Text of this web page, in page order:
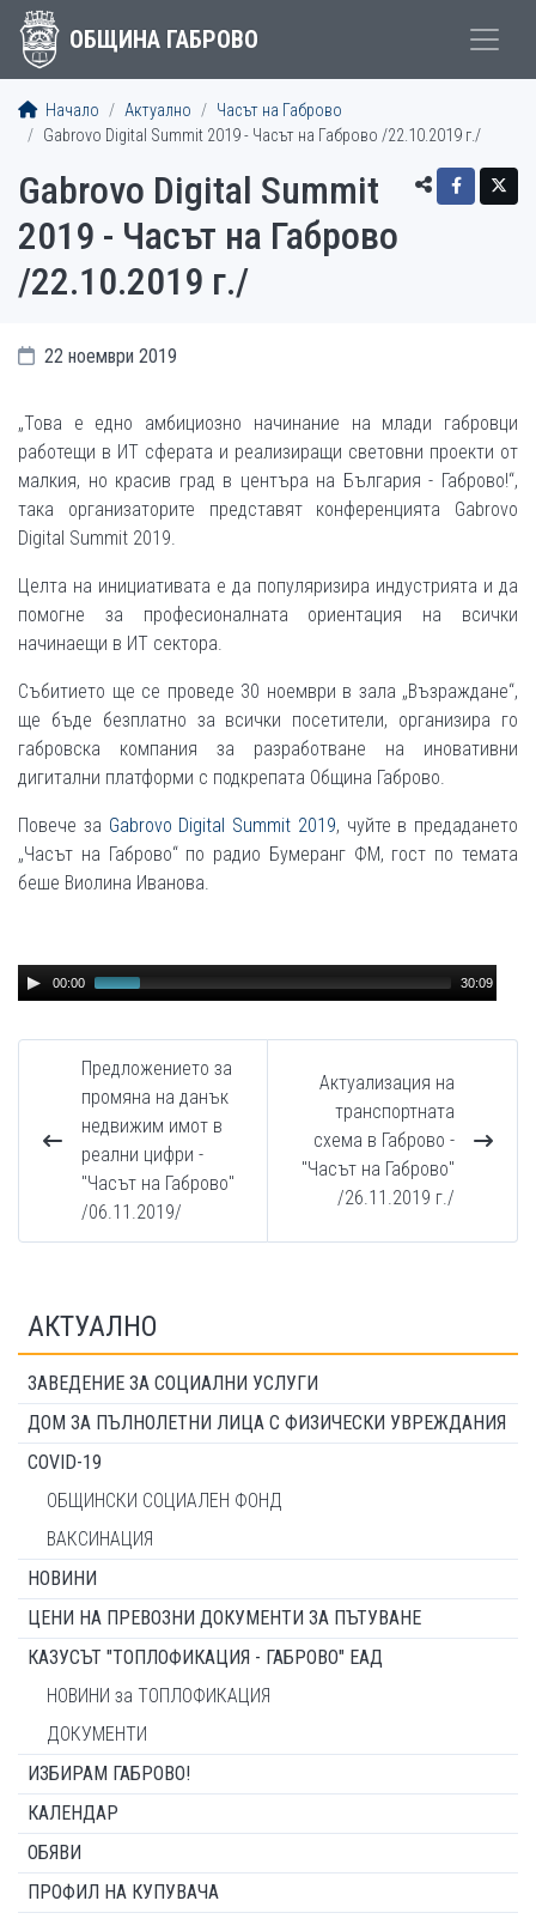
ОБЩИНА ГАБРОВО
Начало Актуално
Часът на Габрово
Gabrovo Digital Summit 2019 - Часът на Габрово /22.10.2019 г./
Gabrovo Digital Summit
2019 - Часът на Габрово
/22.10.2019 г./
22 ноември 2019
„Това е едно амбициозно начинание на млади габровци
работещи в ИТ сферата и реализиращи световни проекти от
малкия, но красив град в центъра на България - Габрово!“,
така организаторите представят конференцията Gabrovo
Digital Summit 2019.
Целта на инициативата е да популяризира индустрията и да
помогне за професионалната ориентация на всички
начинаещи в ИТ сектора.
Събитието ще се проведе 30 ноември в зала „Възраждане“,
ще бъде безплатно за всички посетители, организира го
габровска компания за разработване на иновативни
дигитални платформи с подкрепата Община Габрово.
Повече за Gabrovo Digital Summit 2019, чуйте в предадането
„Часът на Габрово“ по радио Бумеранг ФМ, гост по темата
беше Виолина Иванова.
Audio
Player
00:00 30:09
Предложението за
промяна на данък
недвижим имот в
реални цифри -
"Часът на Габрово"
/06.11.2019/
Актуализация на
транспортната
схема в Габрово -
"Часът на Габрово"
/26.11.2019 г./
АКТУАЛНО
ЗАВЕДЕНИЕ ЗА СОЦИАЛНИ УСЛУГИ
ДОМ ЗА ПЪЛНОЛЕТНИ ЛИЦА С ФИЗИЧЕСКИ УВРЕЖДАНИЯ
COVID-19
ОБЩИНСКИ СОЦИАЛЕН ФОНД
ВАКСИНАЦИЯ
НОВИНИ
ЦЕНИ НА ПРЕВОЗНИ ДОКУМЕНТИ ЗА ПЪТУВАНЕ
КАЗУСЪТ "ТОПЛОФИКАЦИЯ - ГАБРОВО" ЕАД
НОВИНИ за ТОПЛОФИКАЦИЯ
ДОКУМЕНТИ
ИЗБИРАМ ГАБРОВО!
КАЛЕНДАР
ОБЯВИ
ПРОФИЛ НА КУПУВАЧА